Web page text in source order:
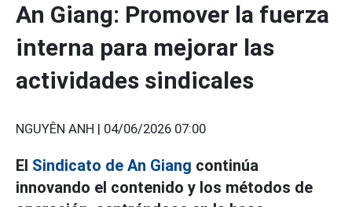
An Giang: Promover la fuerza
interna para mejorar las
actividades sindicales
NGUYÊN ANH | 04/06/2026 07:00
El Sindicato de An Giang continúa
innovando el contenido y los métodos de